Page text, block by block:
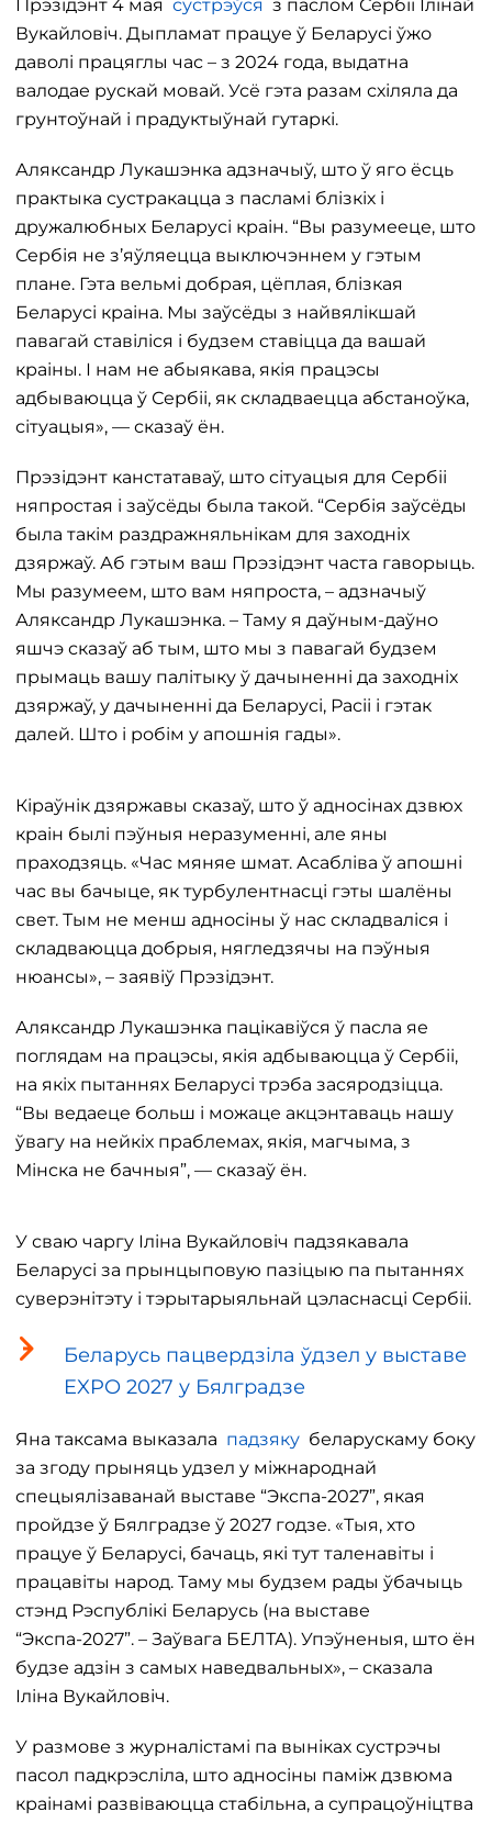
Прэзідэнт 4 мая сустрэўся з паслом Сербіі Ілінай
Вукайловіч. Дыпламат працуе ў Беларусі ўжо
даволі працяглы час – з 2024 года, выдатна
валодае рускай мовай. Усё гэта разам схіляла да
грунтоўнай і прадуктыўнай гутаркі.
Аляксандр Лукашэнка адзначыў, што ў яго ёсць
практыка сустракацца з пасламі блізкіх і
дружалюбных Беларусі краін. “Вы разумееце, што
Сербія не з’яўляецца выключэннем у гэтым
плане. Гэта вельмі добрая, цёплая, блізкая
Беларусі краіна. Мы заўсёды з найвялікшай
павагай ставіліся і будзем ставіцца да вашай
краіны. І нам не абыякава, якія працэсы
адбываюцца ў Сербіі, як складваецца абстаноўка,
сітуацыя», — сказаў ён.
Прэзідэнт канстатаваў, што сітуацыя для Сербіі
няпростая і заўсёды была такой. “Сербія заўсёды
была такім раздражняльнікам для заходніх
дзяржаў. Аб гэтым ваш Прэзідэнт часта гаворыць.
Мы разумеем, што вам няпроста, – адзначыў
Аляксандр Лукашэнка. – Таму я даўным-даўно
яшчэ сказаў аб тым, што мы з павагай будзем
прымаць вашу палітыку ў дачыненні да заходніх
дзяржаў, у дачыненні да Беларусі, Расіі і гэтак
далей. Што і робім у апошнія гады».
Кіраўнік дзяржавы сказаў, што ў адносінах дзвюх
краін былі пэўныя неразуменні, але яны
праходзяць. «Час мяняе шмат. Асабліва ў апошні
час вы бачыце, як турбулентнасці гэты шалёны
свет. Тым не менш адносіны ў нас складваліся і
складваюцца добрыя, нягледзячы на ​​пэўныя
нюансы», – заявіў Прэзідэнт.
Аляксандр Лукашэнка пацікавіўся ў пасла яе
поглядам на працэсы, якія адбываюцца ў Сербіі,
на якіх пытаннях Беларусі трэба засяродзіцца.
“Вы ведаеце больш і можаце акцэнтаваць нашу
ўвагу на нейкіх праблемах, якія, магчыма, з
Мінска не бачныя”, — сказаў ён.
У сваю чаргу Іліна Вукайловіч падзякавала
Беларусі за прынцыповую пазіцыю па пытаннях
суверэнітэту і тэрытарыяльнай цэласнасці Сербіі.
Беларусь пацвердзіла ўдзел у выставе
EXPO 2027 у Бялградзе
Яна таксама выказала падзяку беларускаму боку
за згоду прыняць удзел у міжнароднай
спецыялізаванай выставе “Экспа-2027”, якая
пройдзе ў Бялградзе ў 2027 годзе. «Тыя, хто
працуе ў Беларусі, бачаць, які тут таленавіты і
працавіты народ. Таму мы будзем рады ўбачыць
стэнд Рэспублікі Беларусь (на выставе
“Экспа-2027”. – Заўвага БЕЛТА). Упэўненыя, што ён
будзе адзін з самых наведвальных», – сказала
Іліна Вукайловіч.
У размове з журналістамі па выніках сустрэчы
пасол падкрэсліла, што адносіны паміж дзвюма
краінамі развіваюцца стабільна, а супрацоўніцтва